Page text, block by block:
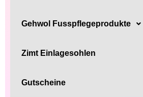
Gehwol Fusspflegeprodukte
Zimt Einlagesohlen
Gutscheine